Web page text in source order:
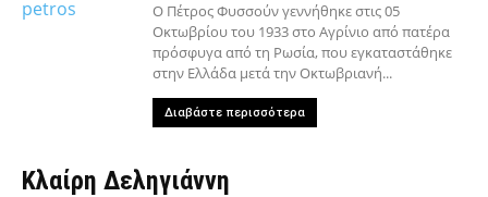
O Πέτρος Φυσσούν γεννήθηκε στις 05
Οκτωβρίου του 1933 στο Αγρίνιο από πατέρα
πρόσφυγα από τη Ρωσία, που εγκαταστάθηκε
στην Ελλάδα μετά την Οκτωβριανή...
Διαβάστε περισσότερα
Κλαίρη Δεληγιάννη